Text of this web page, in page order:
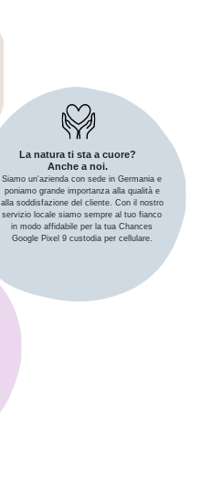
La natura ti sta a cuore?
Anche a noi.
Siamo un'azienda con sede in Germania e
poniamo grande importanza alla qualità e
alla soddisfazione del cliente. Con il nostro
servizio locale siamo sempre al tuo fianco
in modo affidabile per la tua Chances
Google Pixel 9 custodia per cellulare.